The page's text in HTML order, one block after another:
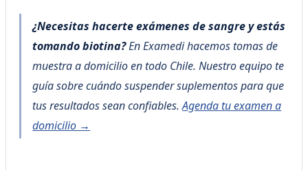
¿Necesitas hacerte exámenes de sangre y estás
tomando biotina?En Examedi hacemos tomas de
muestra a domicilio en todo Chile. Nuestro equipo te
guía sobre cuándo suspender suplementos para que
tus resultados sean confiables.Agenda tu examen a
domicilio →